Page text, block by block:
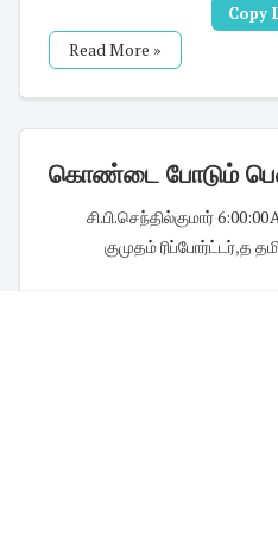
Copy
Read More »
கொண்டை போடும்
சி.பி.செந்தில்குமார்·6:00:00
குமுதம் ரிப்போர்ட்டர்,த